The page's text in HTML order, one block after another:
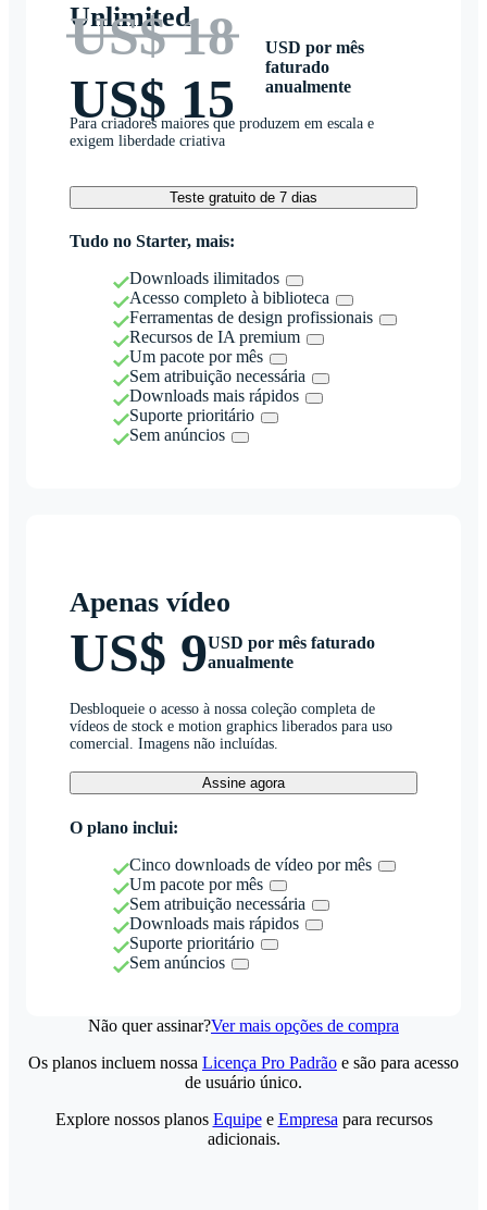
Unlimited
US$ 18
US$ 15
USD por mês
faturado
anualmente
Para criadores maiores que produzem em escala e
exigem liberdade criativa
Teste gratuito de 7 dias
Tudo no Starter, mais:
Downloads ilimitados
Acesso completo à biblioteca
Ferramentas de design profissionais
Recursos de IA premium
Um pacote por mês
Sem atribuição necessária
Downloads mais rápidos
Suporte prioritário
Sem anúncios
Apenas vídeo
US$ 9USD por mês faturado
anualmente
Desbloqueie o acesso à nossa coleção completa de
vídeos de stock e motion graphics liberados para uso
comercial. Imagens não incluídas.
Assine agora
O plano inclui:
Cinco downloads de vídeo por mês
Um pacote por mês
Sem atribuição necessária
Downloads mais rápidos
Suporte prioritário
Sem anúncios
Não quer assinar?Ver mais opções de compra
Os planos incluem nossa Licença Pro Padrão e são para acesso
de usuário único.
Explore nossos planos Equipee Empresa para recursos
adicionais.